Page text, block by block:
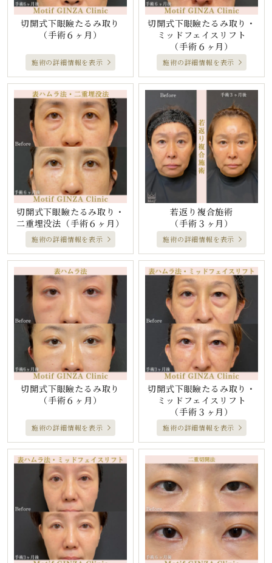
切開式下眼瞼たるみ取り
（手術６ヶ月）
施術の詳細情報を表示
切開式下眼瞼たるみ取り・
ミッドフェイスリフト
（手術６ヶ月）
施術の詳細情報を表示
切開式下眼瞼たるみ取り・
二重埋没法 （手術６ヶ月）
施術の詳細情報を表示
若返り複合施術
（手術３ヶ月）
施術の詳細情報を表示
切開式下眼瞼たるみ取り
（手術６ヶ月）
施術の詳細情報を表示
切開式下眼瞼たるみ取り・
ミッドフェイスリフト
（手術３ヶ月）
施術の詳細情報を表示